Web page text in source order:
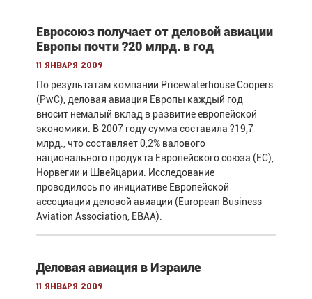
Евросоюз получает от деловой авиации
Европы почти ?20 млрд. в год
11 января 2009
По результатам компании Pricewaterhouse Coopers
(PwC), деловая авиация Европы каждый год
вносит немалый вклад в развитие европейской
экономики. В 2007 году сумма составила ?19,7
млрд., что составляет 0,2% валового
национального продукта Европейского союза (ЕС),
Норвегии и Швейцарии. Исследование
проводилось по инициативе Европейской
ассоциации деловой авиации (European Business
Aviation Association, EBAA).
Деловая авиация в Израиле
11 января 2009